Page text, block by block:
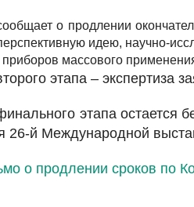
о продлении
идею, научно-
массового
этапа – экспертиза
этапа остается
26-й Международной
о продлении сроков по